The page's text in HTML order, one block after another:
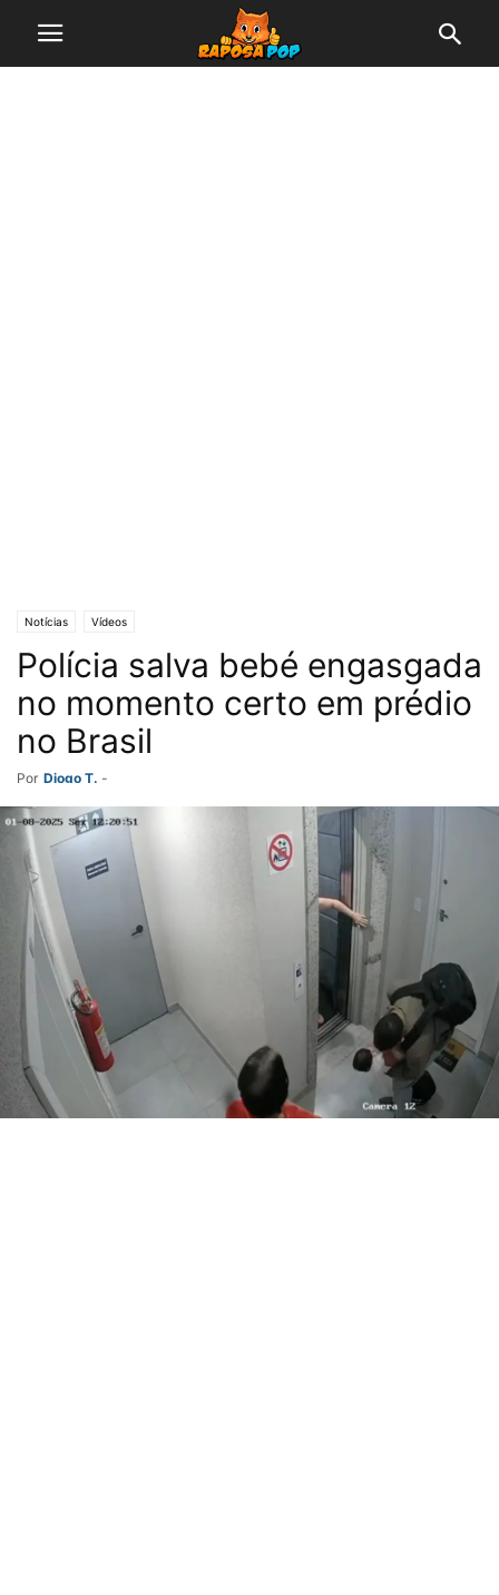
Notícias Vídeos
Polícia salva bebé engasgada
no momento certo em prédio
no Brasil
Por Diogo T. -